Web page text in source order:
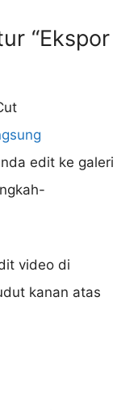
“Ekspor
edit ke galeri
video di
kanan atas